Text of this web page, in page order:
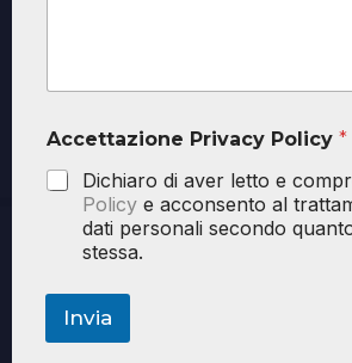
Accettazione Privacy Policy *
Dichiaro di aver letto e
Policy e acconsento al
dati personali secondo
stessa.
Invia